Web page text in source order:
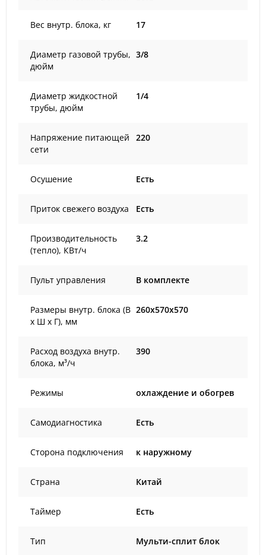
Вес внутр. блока, кг 17
Диаметр газовой трубы,
дюйм
3/8
Диаметр жидкостной
трубы, дюйм
1/4
Напряжение питающей
сети
220
Осушение Есть
Приток свежего воздуха Есть
Производительность
(тепло), КВт/ч
3.2
Пульт управления В комплекте
Размеры внутр. блока (В
х Ш х Г), мм
260x570x570
Расход воздуха внутр.
блока, м³/ч
390
Режимы охлаждение и обогрев
Самодиагностика Есть
Сторона подключения к наружному
Страна Китай
Таймер Есть
Тип Мульти-сплит блок